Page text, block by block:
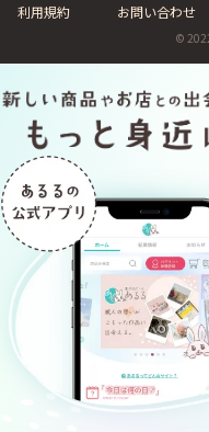
利用規約 お問い合わせ
©